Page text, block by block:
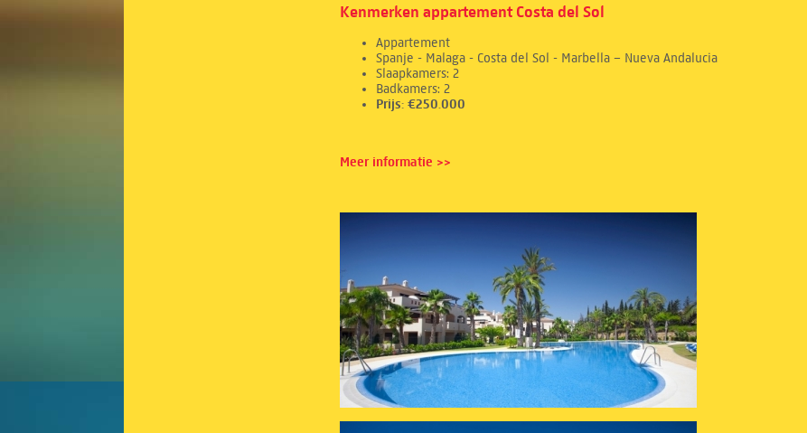
Kenmerken appartement Costa del Sol
Appartement
Spanje - Malaga - Costa del Sol - Marbella – Nueva Andalucia
Slaapkamers: 2
Badkamers: 2
Prijs: €250.000
Meer informatie >>